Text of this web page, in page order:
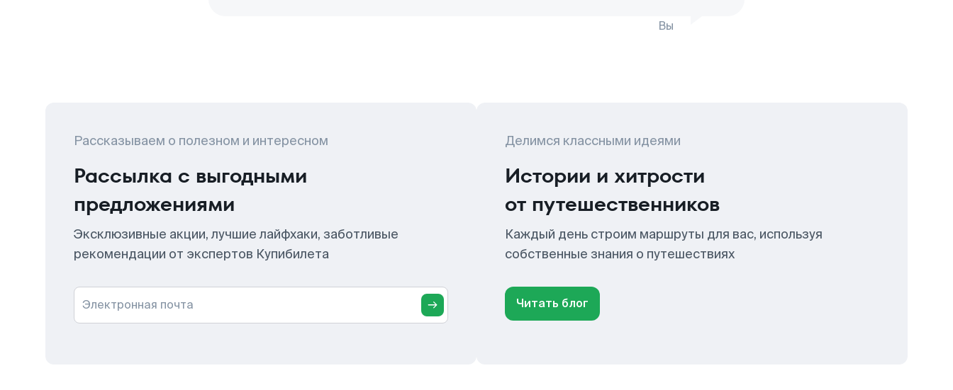
Вы
Рассказываем о полезном и интересном
Рассылка с выгодными
предложениями
Эксклюзивные акции, лучшие лайфхаки, заботливые
рекомендации от экспертов Купибилета
Электронная почта
Делимся классными идеями
Истории и хитрости
от путешественников
Каждый день строим маршруты для вас, используя
собственные знания о путешествиях
Читать блог